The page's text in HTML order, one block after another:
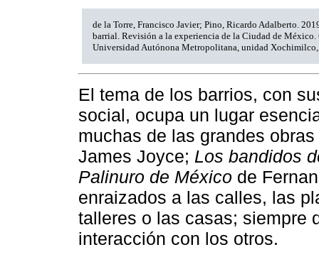
de la Torre, Francisco Javier; Pino, Ricardo Adalberto.
barrial. Revisión a la experiencia de la Ciudad de
Universidad Autónona Metropolitana, unidad Xochimilco,
El tema de los barrios, con
social, ocupa un lugar
muchas de las grandes
James Joyce; Los bandidos
Palinuro de México de
enraizados a las calles, las
talleres o las casas; siempre
interacción con los otros.